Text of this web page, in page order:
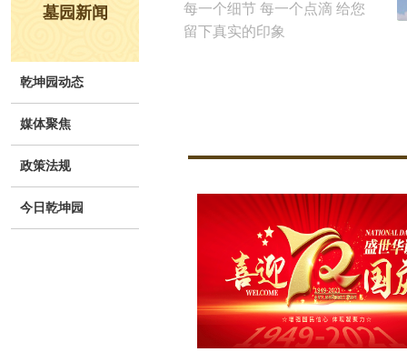
墓园新闻
乾坤园动态
媒体聚焦
政策法规
今日乾坤园
每一个细节 每一个点滴 给您
留下真实的印象